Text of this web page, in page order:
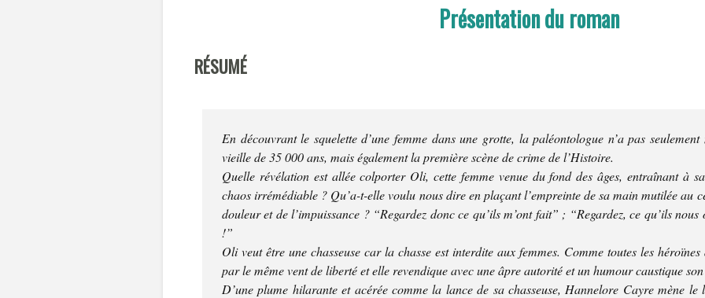
Présentation du roman
RÉSUMÉ
En découvrant le squelette d’une femme dans une grotte, la paléontologue n’a pas
vieille de 35 000 ans, mais également la première scène de crime de l’Histoire.
Quelle révélation est allée colporter Oli, cette femme venue du fond des âges, entraînant à
chaos irrémédiable ? Qu’a-t-elle voulu nous dire en plaçant l’empreinte de sa main mutilée au
douleur et de l’impuissance ? “Regardez donc ce qu’ils m’ont fait” ; “Regardez, ce qu’ils
!”
Oli veut être une chasseuse car la chasse est interdite aux femmes. Comme toutes les
par le même vent de liberté et elle revendique avec une âpre autorité et un humour caustique
D’une plume hilarante et acérée comme la lance de sa chasseuse, Hannelore Cayre mène